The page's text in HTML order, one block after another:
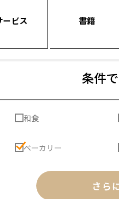
ービス 書籍
条件
和食
ベーカリー
さら